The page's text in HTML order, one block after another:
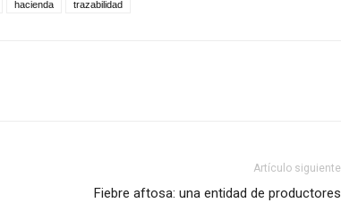
hacienda trazabilidad
Artículo siguiente
Fiebre aftosa: una entidad de productores